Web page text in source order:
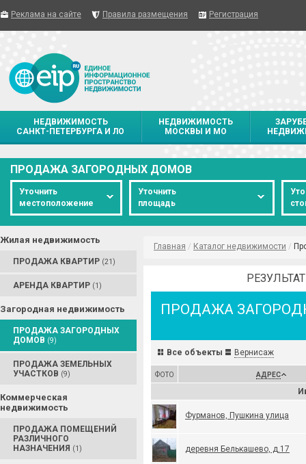
Реклама на сайте Правила размещения Регистрация
НЕДВИЖИМОСТЬ
САНКТ-ПЕТЕРБУРГА И ЛО
НЕДВИЖИМОСТЬ
МОСКВЫ И МО
ПРОДАЖА ЗАГОРОДНЫХ ДОМОВ
Уточнить
местоположение
Уточнить
площадь
Жилая недвижимость
ПРОДАЖА КВАРТИР (21)
АРЕНДА КВАРТИР (1)
Загородная недвижимость
ПРОДАЖА ЗАГОРОДНЫХ
ДОМОВ (9)
ПРОДАЖА ЗЕМЕЛЬНЫХ
УЧАСТКОВ (9)
Коммерческая
недвижимость
ПРОДАЖА ПОМЕЩЕНИЙ
РАЗЛИЧНОГО
НАЗНАЧЕНИЯ (1)
Главная / Каталог недвижимости /
ПРОДАЖА
Все объекты Вернисаж
ФОТО АДРЕС
Фурманов, Пушкина улица
деревня Белькашево, д.17